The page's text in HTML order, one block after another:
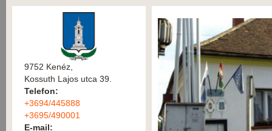
9752 Kenéz,
Kossuth Lajos utca 39.
Telefon:
+3694/445888
+3695/490001
E-mail: